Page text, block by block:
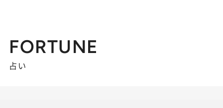
FORTUNE
占い